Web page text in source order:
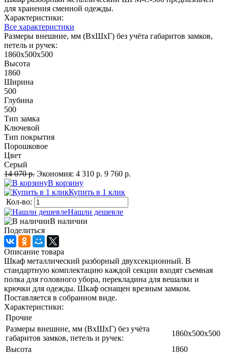
для хранения сменной одежды.
Характеристики:
Все характеристики
Размеры внешние, мм (ВхШхГ) без учёта габаритов замков,
петель и ручек:
1860x500x500
Высота
1860
Ширина
500
Глубина
500
Тип замка
Ключевой
Тип покрытия
Порошковое
Цвет
Серый
14 070 р. Экономия: 4 310 р. 9 760 р.
В корзину
Купить в 1 клик
Кол-во:
Нашли дешевле
В наличии
Поделиться
Описание товара
Шкаф металлический разборный двухсекционный. В
стандартную комплектацию каждой секции входят съемная
полка для головного убора, перекладина для вешалки и
крючки для одежды. Шкаф оснащен врезным замком.
Поставляется в собранном виде.
Характеристики:
Прочие
Размеры внешние, мм (ВхШхГ) без учёта
габаритов замков, петель и ручек:
1860x500x500
Высота
1860